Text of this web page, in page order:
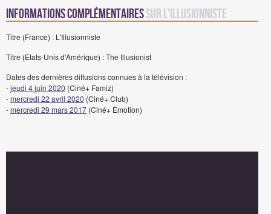
Informations complémentairessur L'Illusionniste
Titre (France) : L'Illusionniste
Titre (Etats-Unis d'Amérique) : The Illusionist
Dates des dernières diffusions connues à la télévision :
-jeudi 4 juin 2020 (Ciné+ Famiz)
-mercredi 22 avril 2020 (Ciné+ Club)
-mercredi 29 mars 2017 (Ciné+ Emotion)